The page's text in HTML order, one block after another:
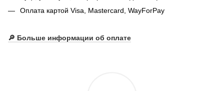
Оплата картой Visa, Mastercard, WayForPay
🔎 Больше информации об оплате